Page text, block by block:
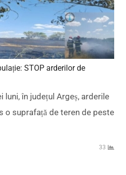
STOP arderilor de
luni, în județul Argeș, arderile
o suprafață de teren de peste
33